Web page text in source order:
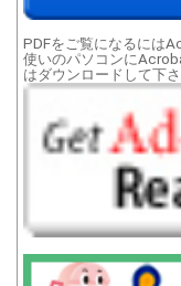
PDFをご覧になるには
使いのパソコンに
はダウンロードして下さ